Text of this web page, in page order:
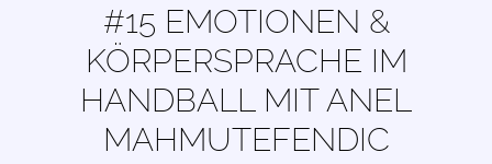
#15 EMOTIONEN &
KÖRPERSPRACHE IM
HANDBALL MIT ANEL
MAHMUTEFENDIC